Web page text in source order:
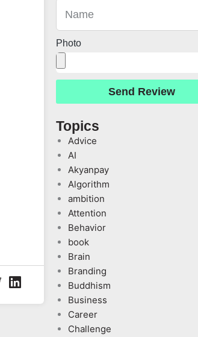
Photo
Send Review
Topics
Advice
AI
Akyanpay
Algorithm
ambition
Attention
Behavior
book
Brain
Branding
Buddhism
Business
Career
Challenge